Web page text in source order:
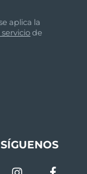
aplica la
de
SÍGUENOS